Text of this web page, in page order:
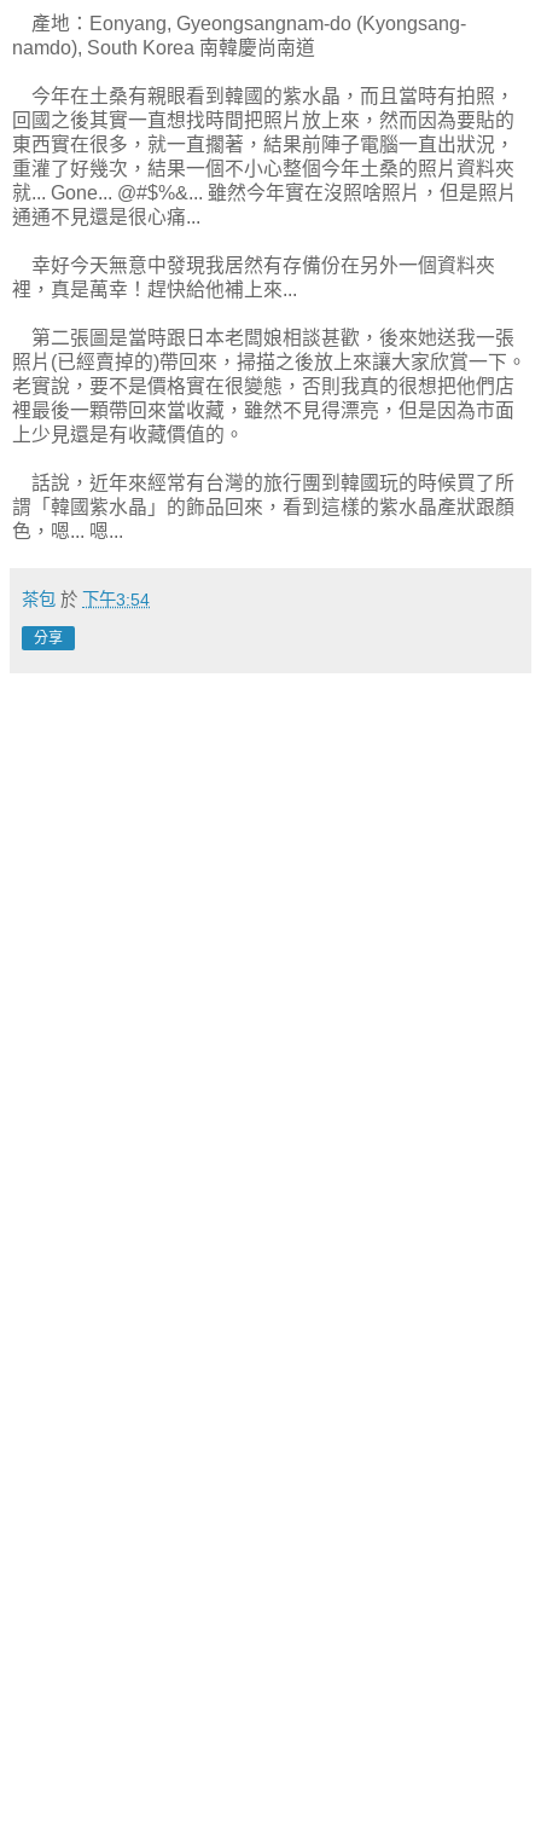
產地：Eonyang, Gyeongsangnam-do (Kyongsang-
namdo), South Korea 南韓慶尚南道
今年在土桑有親眼看到韓國的紫水晶，而且當時有拍照，
回國之後其實一直想找時間把照片放上來，然而因為要貼的
東西實在很多，就一直擱著，結果前陣子電腦一直出狀況，
重灌了好幾次，結果一個不小心整個今年土桑的照片資料夾
就... Gone... @#$%&... 雖然今年實在沒照啥照片，但是照片
通通不見還是很心痛...
幸好今天無意中發現我居然有存備份在另外一個資料夾
裡，真是萬幸！趕快給他補上來...
第二張圖是當時跟日本老闆娘相談甚歡，後來她送我一張
照片(已經賣掉的)帶回來，掃描之後放上來讓大家欣賞一下。
老實說，要不是價格實在很變態，否則我真的很想把他們店
裡最後一顆帶回來當收藏，雖然不見得漂亮，但是因為市面
上少見還是有收藏價值的。
話說，近年來經常有台灣的旅行團到韓國玩的時候買了所
謂「韓國紫水晶」的飾品回來，看到這樣的紫水晶產狀跟顏
色，嗯... 嗯...
茶包 於 下午3:54
分享